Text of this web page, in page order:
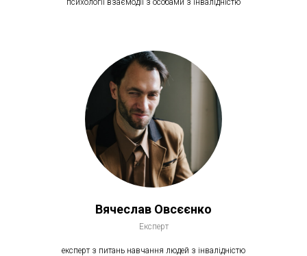
психології взаємодії з особами з інвалідністю
Вячеслав Овсєєнко
Експерт
експерт з питань навчання людей з інвалідністю